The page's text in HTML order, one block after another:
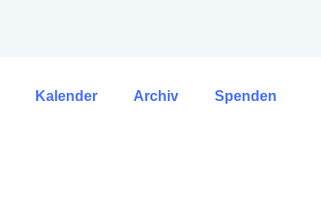
Kalender Archiv Spenden